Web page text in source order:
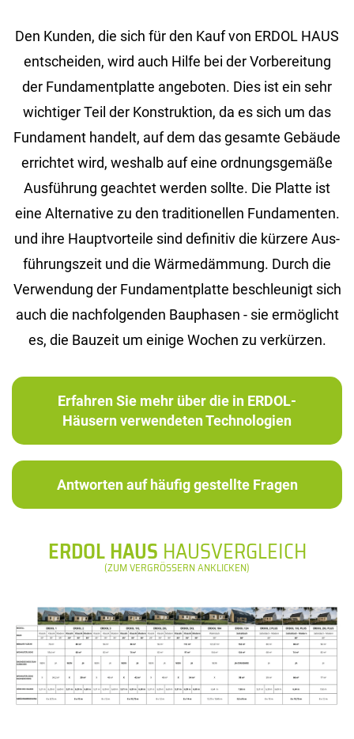
Den Kun­den, die sich für den Kauf von ERDOL HAUS
ent­schei­den, wird auch Hilfe bei der Vor­be­rei­tung
der Fun­da­ment­plat­te an­ge­bo­ten. Dies ist ein sehr
wich­ti­ger Teil der Kon­struk­ti­on, da es sich um das
Fun­da­ment han­delt, auf dem das ge­sam­te Ge­bäu­de
er­rich­tet wird, wes­halb auf eine ord­nungs­ge­mä­ße
Aus­füh­rung ge­ach­tet wer­den soll­te. Die Plat­te ist
eine Al­ter­na­ti­ve zu den tra­di­tio­nel­len Fun­da­men­ten.
und ihre Haupt­vor­tei­le sind de­fi­ni­tiv die kür­ze­re Aus­
füh­rungs­zeit und die Wär­me­däm­mung. Durch die
Ver­wen­dung der Fun­da­ment­plat­te be­schleu­nigt sich
auch die nach­fol­gen­den Bau­pha­sen - sie er­mög­licht
es, die Bau­zeit um ei­ni­ge Wo­chen zu ver­kür­zen.
Erfahren Sie mehr über die in ERDOL-
Häusern verwendeten Technologien
Antworten auf häufig gestellte Fragen
ERDOL HAUS HAUSVERGLEICH
(ZUM VERGRÖSSERN ANKLICKEN)